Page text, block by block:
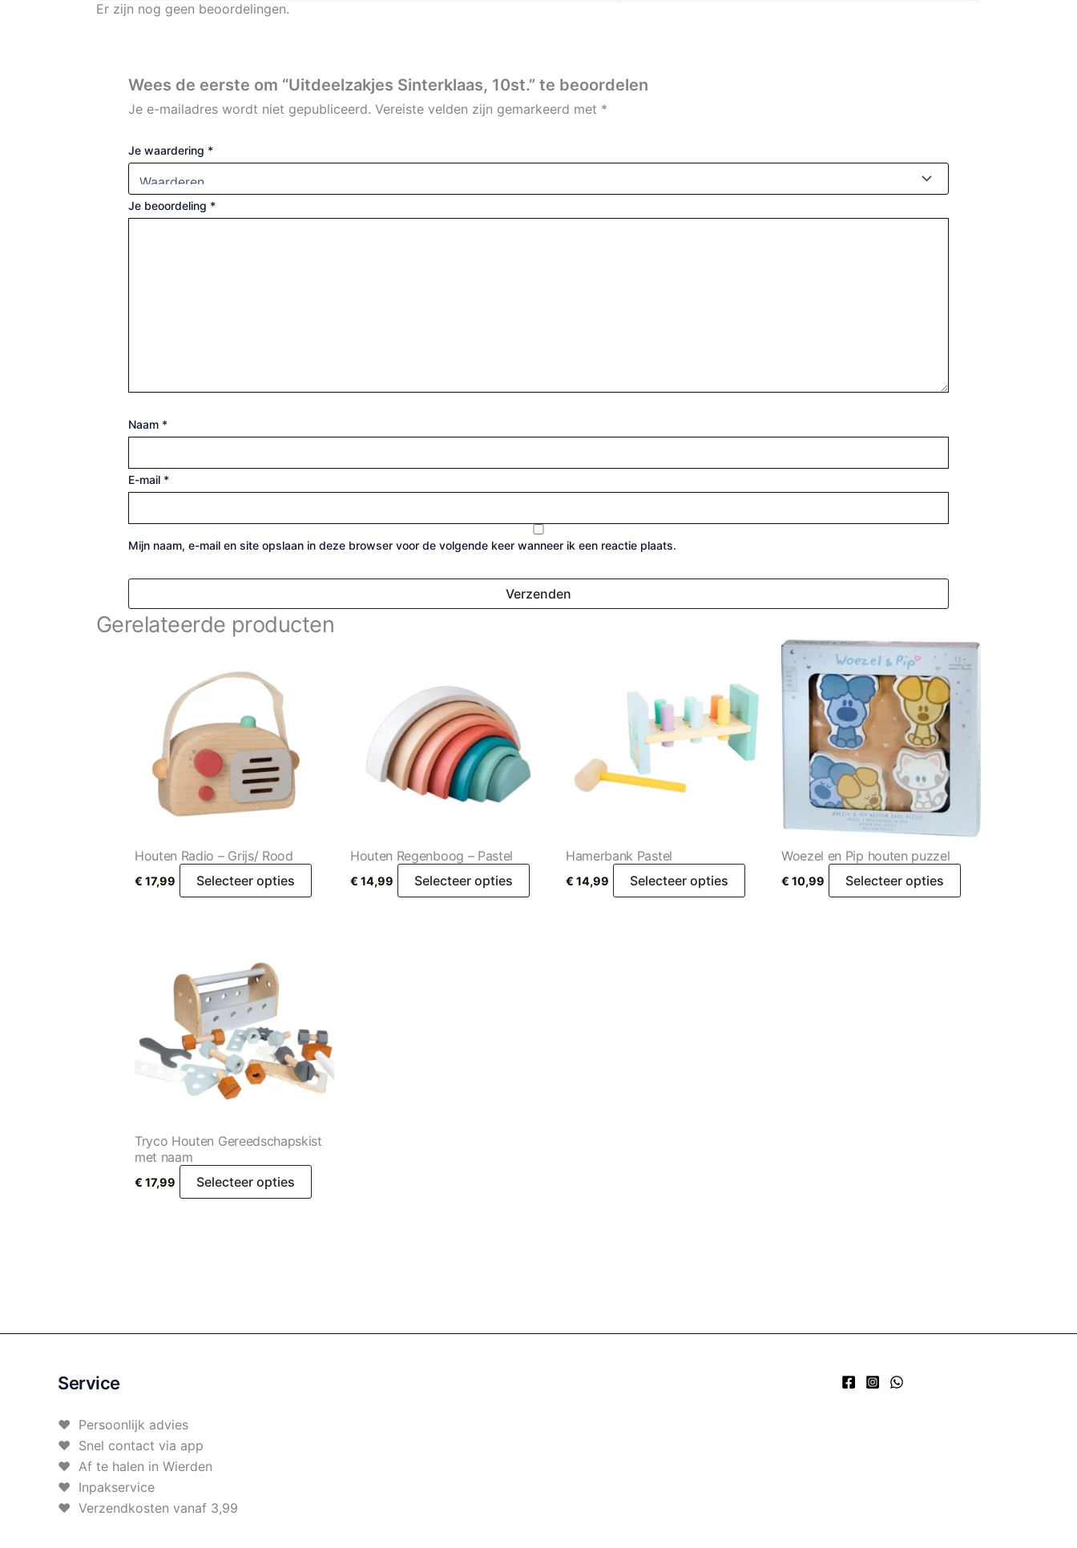
Er zijn nog geen beoordelingen.
Wees de eerste om “Uitdeelzakjes Sinterklaas, 10st.” te beoordelen
Je e-mailadres wordt niet gepubliceerd. Vereiste velden zijn gemarkeerd met *
Je waardering *
Je beoordeling *
Naam *
E-mail *
Mijn naam, e-mail en site opslaan in deze browser voor de volgende keer wanneer ik een reactie plaats.
Gerelateerde producten
Houten Radio – Grijs/ Rood
€ 17,99 Selecteer opties
Houten Regenboog – Pastel
€ 14,99 Selecteer opties
Hamerbank Pastel
€ 14,99 Selecteer opties
Woezel en Pip houten puzzel
€ 10,99 Selecteer opties
Tryco Houten Gereedschapskist
met naam
€ 17,99 Selecteer opties
Service
♥ Persoonlijk advies
♥ Snel contact via app
♥ Af te halen in Wierden
♥ Inpakservice
♥ Verzendkosten vanaf 3,99